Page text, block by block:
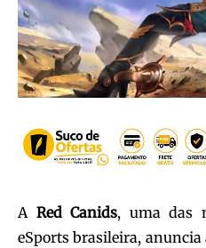
A Red Canids, uma das
eSports brasileira,